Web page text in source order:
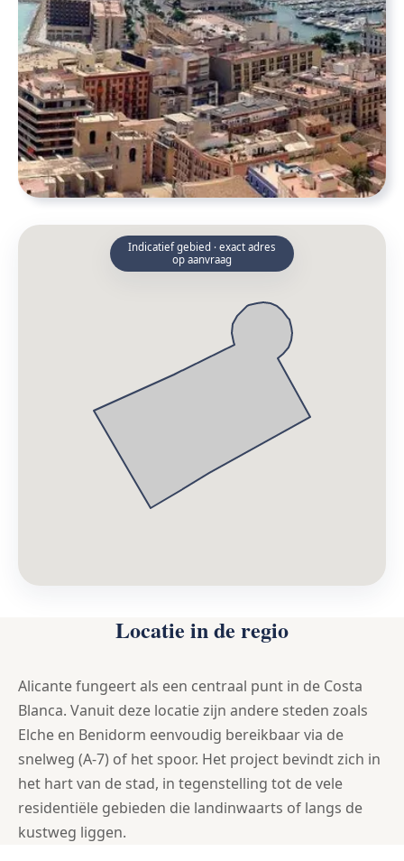
Indicatief gebied · exact adres
op aanvraag
Locatie in de regio
Alicante fungeert als een centraal punt in de Costa
Blanca. Vanuit deze locatie zijn andere steden zoals
Elche en Benidorm eenvoudig bereikbaar via de
snelweg (A-7) of het spoor. Het project bevindt zich in
het hart van de stad, in tegenstelling tot de vele
residentiële gebieden die landinwaarts of langs de
kustweg liggen.